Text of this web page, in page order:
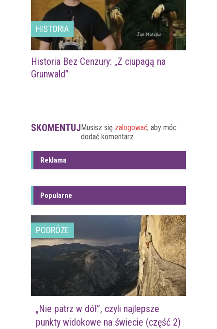
HISTORIA
Historia Bez Cenzury: „Z ciupagą na
Grunwald”
SKOMENTUJMusisz się zalogować, aby móc
dodać komentarz.
Reklama
Popularne
PODRÓŻE
„Nie patrz w dół”, czyli najlepsze
punkty widokowe na świecie (część 2)